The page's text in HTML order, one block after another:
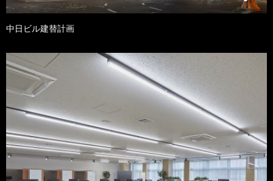
中日ビル建替計画